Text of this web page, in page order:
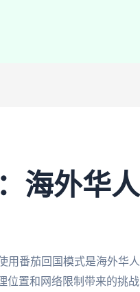
海外华
用番茄回国模式是海外华
位置和网络限制带来的挑